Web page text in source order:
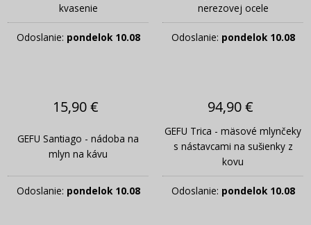
kvasenie
Odoslanie: pondelok 10.08
nerezovej ocele
Odoslanie: pondelok 10.08
15,90 €
GEFU Santiago - nádoba na
mlyn na kávu
Odoslanie: pondelok 10.08
94,90 €
GEFU Trica - mäsové mlynčeky
s nástavcami na sušienky z
kovu
Odoslanie: pondelok 10.08